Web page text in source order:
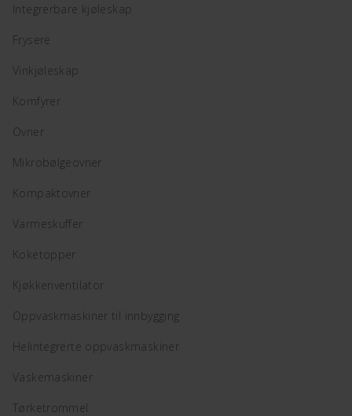
Integrerbare kjøleskap
Frysere
Vinkjøleskap
Komfyrer
Ovner
Mikrobølgeovner
Kompaktovner
Varmeskuffer
Koketopper
Kjøkkenventilator
Oppvaskmaskiner til innbygging
Helintegrerte oppvaskmaskiner
Vaskemaskiner
Tørketrommel